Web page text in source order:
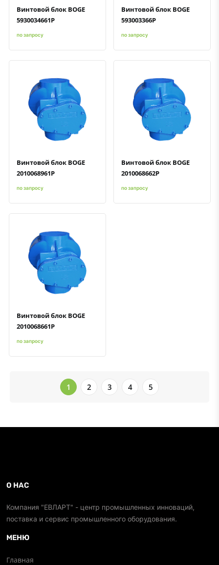
Винтовой блок BOGE
5930034661P
по запросу
Винтовой блок BOGE
593003366P
по запросу
Быстрый просмотрДобавить к сравнению
Добавить в избранное
Винтовой блок BOGE
2010068961P
по запросу
Быстрый просмотрДобавить к сравнению
Добавить в избранное
Винтовой блок BOGE
2010068662P
по запросу
Быстрый просмотрДобавить к сравнению
Добавить в избранное
Винтовой блок BOGE
2010068661P
по запросу
1 2 3 4 5
О НАС
Компания "ЕВЛАРТ" - центр промышленных инноваций,
поставка и сервис промышленного оборудования.
МЕНЮ
Главная